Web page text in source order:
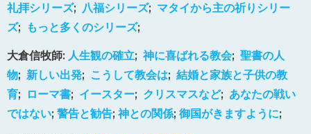
他国の言語
礼拝シリーズ; 八福シリーズ; マタイから主の祈りシリー
ズ; もっと多くのシリーズ;
大倉信牧師: 人生観の確立; 神に喜ばれる教会; 聖書の人
物; 新しい出発; こうして教会は; 結婚と家族と子供の教
育; ローマ書; イースター; クリスマスなど; あなたの戦い
ではない; 警告と勧告; 神との関係; 御国がきますように;